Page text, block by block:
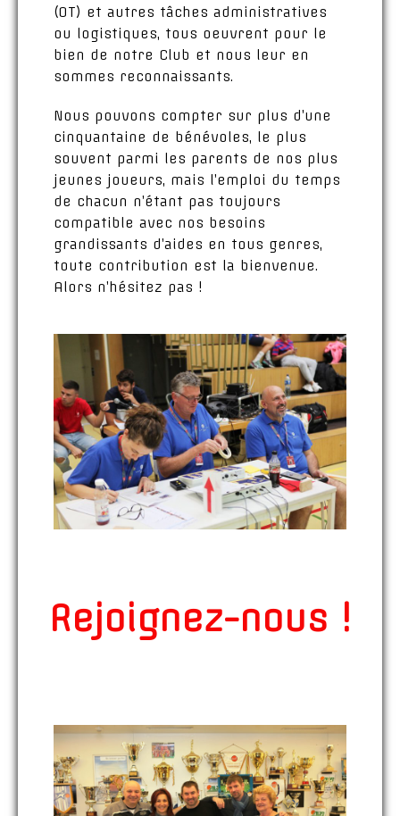
(OT) et autres tâches administratives
ou logistiques, tous oeuvrent pour le
bien de notre Club et nous leur en
sommes reconnaissants.
Nous pouvons compter sur plus d’une
cinquantaine de bénévoles, le plus
souvent parmi les parents de nos plus
jeunes joueurs, mais l’emploi du temps
de chacun n’étant pas toujours
compatible avec nos besoins
grandissants d’aides en tous genres,
toute contribution est la bienvenue.
Alors n’hésitez pas !
Rejoignez-nous !